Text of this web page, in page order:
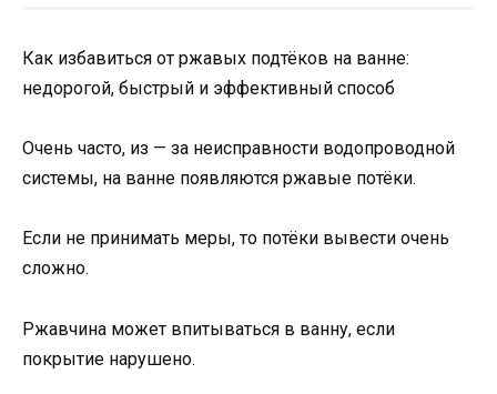
Как избавиться от ржавых подтёков на ванне:
недорогой, быстрый и эффективный способ
Очень часто, из — за неисправности водопроводной
системы, на ванне появляются ржавые потёки.
Если не принимать меры, то потёки вывести очень
сложно.
Ржавчина может впитываться в ванну, если
покрытие нарушено.